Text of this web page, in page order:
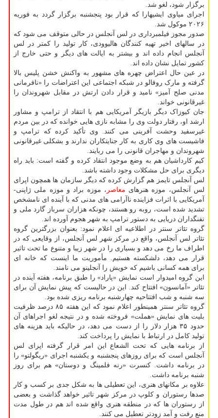
برگزار شود، لغو شد.
اجرای میاوی ایشیهارا که قرار بود پنجشنبه برگزار گردد به فوریه
۲۰۲۶ موکول شد.
صدور مجوز فیلمبرداری در لس آنجلس در حالی متوقف می شود که
در سالهای اخیر تهیه کنندگان هالیوودی، کار تولید را کمتر در لس
آنجلس انجام داده اند و بیشتر به ایالت های دیگر و حتی خارج از
کشور تمایل نشان داده اند.
در عین حال اعتراض چهره های مشهور به واکنش خشن پلیس بالا
گرفته و مارک روفالو در شبکه اجتماعی این اعتراضات را «نافرمانی
مدنی صلح آمیز» نامید و قرار دادن ارتش در مقابل شهروندان را
غیرقانونی خواند.
جان کیوزاک دیگر بازیگر آمریکایی هم با انتقاد از ترامپ و مشاور
ارشد او، رفتار دولت وی را مشابه نازی هایی خوانده که در بین مردم
غیرسفید وحشت آفرینی می کنند. وی تأکید کرده که ترامپ و
فاشیست های وی کاری به کار جنایتکاران ندارند و بشکلی غیرقانونی
شهروندان و مهاجران قانونی را می ربایند.
کیم کارداشیان هم به وضع موجود انتقاد کرده و گفته است: باید راه
دیگری برای حل مشکلات وجود داشته باشد.
لس آنجلس تایمز هم گزارش کرده که دیگر سازمان ها همچون اپرای
لس آنجلس، موزه هنرهای معاصر ، موزه براد و موزه ملی ژاپنی-
آمریکایی با اثرات فزاینده ناآرامی های مدنی که با آینده ای نامشخص
تشدید شده است، روبه رو هستند، چونکه هزاران سرباز گارد ملی و
تفنگداران دریایی به دستور ترامپ به شهر هجوم آورده اند.
گروه تئاتر سنتر در اطلاعیه ای اعلام نمود: بعنوان بزرگترین گروه
تئاتر لس آنجلس، واقع در مرکز شهر لس آنجلس، از وقایعی که در
اطراف ما رخ می دهد و بسیاری را در شهر زیبا و متنوع ما تحت تاثیر
قرار می دهد، دلشکسته هستیم. مأموریت ما اینست که خانه ای
برای همه کسانی باشیم که خویش را آنجلینو می نامند.
این گروه امیدوار است نمایش «پاراد» را طبق برنامه، هفته آینده در
تئاتر «آمانسون» افتتاح کند. این در حالیست که پیش نمایش آن برای
سه شنبه و شب افتتاحیه چهارشنبه برنامه ریزی شده بود.
گروه تئاتر سنتر همینطور اعلام نمود که این هفته ۸۵ درصد ظرفیت
بلیت های نمایش «هملت» فروخته شده و در نتیجه لغو اجراهای آن
حدود ۳۵ هزار دلار را از دست می دهد، در حالیکه باید هزینه های
تولید کامل در ارتباط با نمایش را پرداخت کند.
از برنامه هایی که تحت الشعاع این امر قرار گرفته اپرای لس
آنجلس است که برای روزهای پنجشنبه و یکشنبه اجرای «ریگولتو» را
در برنامه داشت. کنسرت «رنه فلمینگ و دوستان» هم برای روز
شنبه برنامه داشت.
علاوه بر مکانهای هنری، این تعطیلی ها به شکل جدی بر کسب و کار
صدها رستوران و کلوپ در مرکز شهر تاثیر خواهد گذاشت و بعضی
از رستوران ها که در منطقه هنری واقع شده اند هم در طول مدت
منع رفت و آمد زودتر تعطیل می کنند.